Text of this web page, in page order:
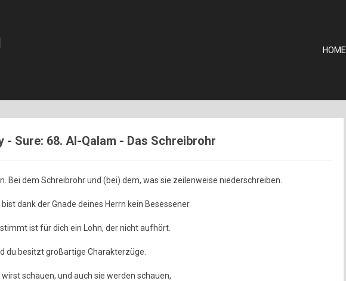
HOME
- Sure: 68. Al-Qalam - Das Schreibrohr
Bei dem Schreibrohr und (bei) dem, was sie zeilenweise niederschreiben.
bist dank der Gnade deines Herrn kein Besessener.
ist für dich ein Lohn, der nicht aufhört.
du besitzt großartige Charakterzüge.
wirst schauen, und auch sie werden schauen,